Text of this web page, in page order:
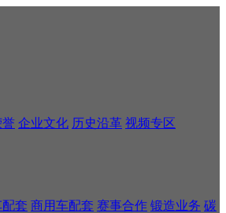
誉 企业文化 历史沿革 视频专区
套 商用车配套 赛事合作 锻造业务 碳